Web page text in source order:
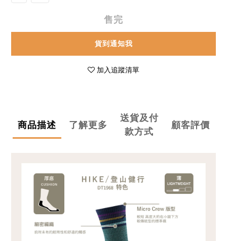
售完
貨到通知我
加入追蹤清單
商品描述 了解更多
送貨及付
款方式
顧客評價